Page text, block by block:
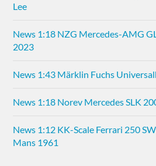
Lee
News 1:18 NZG Mercedes-AMG
2023
News 1:43 Märklin Fuchs
News 1:18 Norev Mercedes SLK
News 1:12 KK-Scale Ferrari 250
Mans 1961